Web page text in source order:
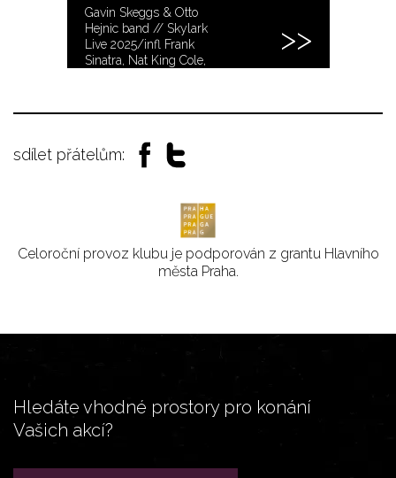
Gavin Skeggs & Otto
Hejnic band // Skylark
Live 2025/infl Frank
Sinatra, Nat King Cole,
sdílet přátelům:
Celoroční provoz klubu je podporován z grantu Hlavního
města Praha.
Hledáte vhodné prostory pro konání
Vašich akcí?